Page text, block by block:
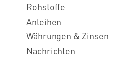
Rohstoffe
Anleihen
Währungen & Zinsen
Nachrichten